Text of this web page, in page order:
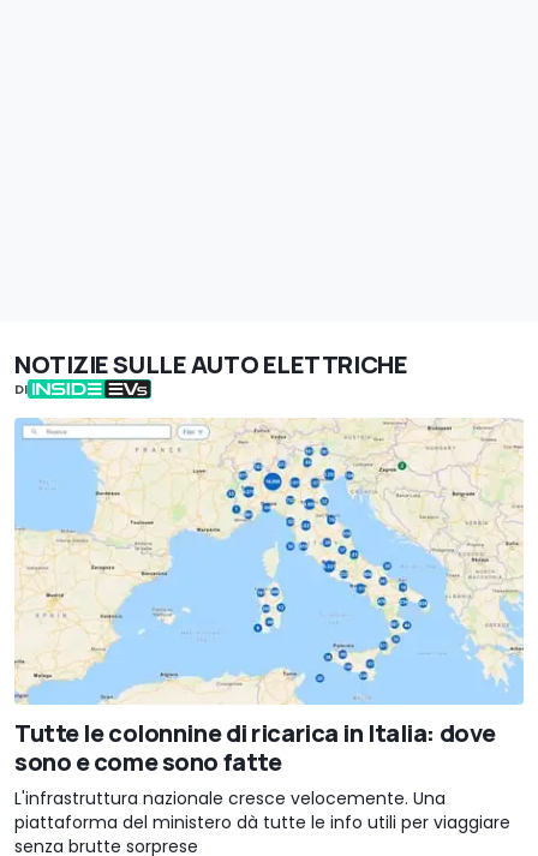
NOTIZIE SULLE AUTO ELETTRICHE
DI
Tutte le colonnine di ricarica in Italia: dove
sono e come sono fatte
L'infrastruttura nazionale cresce velocemente. Una
piattaforma del ministero dà tutte le info utili per viaggiare
senza brutte sorprese